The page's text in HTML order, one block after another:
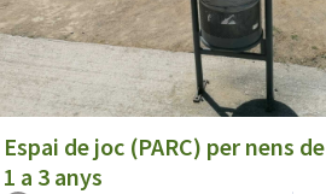
Espai de joc (PARC) per nens de
1 a 3 anys